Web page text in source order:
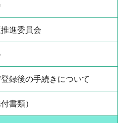
進委員会
録後の手続きについて
書類）